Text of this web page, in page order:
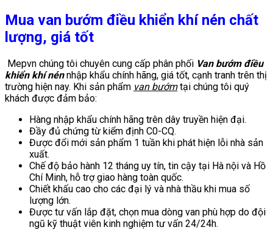
Mua van bướm điều khiển khí nén chất
lượng, giá tốt
Mepvn chúng tôi chuyên cung cấp phân phối Van bướm điều
khiển khí nénnhập khẩu chính hãng, giá tốt, cạnh tranh trên thị
trường hiện nay. Khi sản phẩm van bướmtại chúng tôi quý
khách được đảm bảo:
Hàng nhập khẩu chính hãng trên dây truyền hiện đại.
Đầy đủ chứng từ kiểm định C0-CQ.
Được đổi mới sản phẩm 1 tuần khi phát hiện lỗi nhà sản
xuất.
Chế độ bảo hành 12 tháng uy tín, tin cậy tại Hà nội và Hồ
Chí Minh, hỗ trợ giao hàng toàn quốc.
Chiết khấu cao cho các đại lý và nhà thầu khi mua số
lượng lớn.
Được tư vấn lắp đặt, chọn mua dòng van phù hợp do đội
ngũ kỹ thuật viên kinh nghiệm tư vấn 24/24h.